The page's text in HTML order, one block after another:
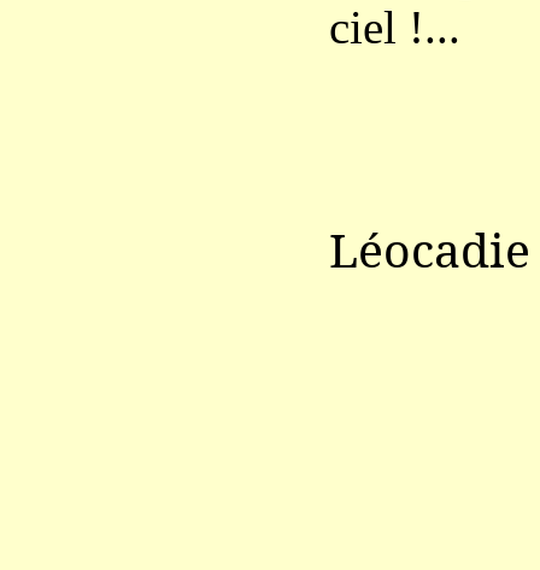
ciel !...
Léocadie